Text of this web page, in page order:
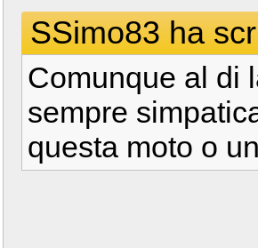
SSimo83 ha
Comunque al di
sempre
questa moto o